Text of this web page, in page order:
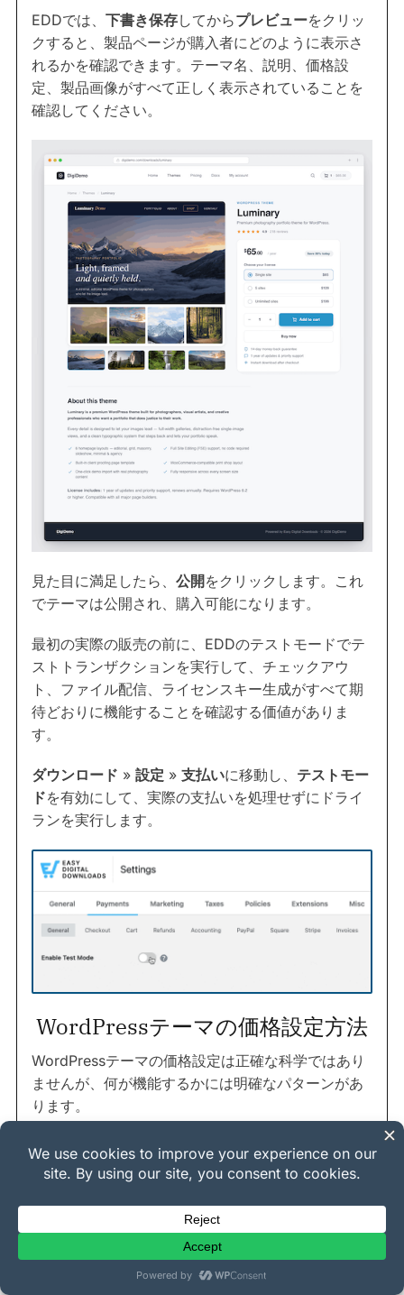
EDDでは、 下書き保存してからプレビューをクリッ
クすると、製品ページが購入者にどのように表示さ
れるかを確認できます。テーマ名、説明、価格設
定、製品画像がすべて正しく表示されていることを
確認してください。
見た目に満足したら、 公開をクリックします。これ
でテーマは公開され、購入可能になります。
最初の実際の販売の前に、EDDのテストモードでテ
ストトランザクションを実行して、チェックアウ
ト、ファイル配信、ライセンスキー生成がすべて期
待どおりに機能することを確認する価値がありま
す。
ダウンロード » 設定 » 支払いに移動し、 テストモー
ドを有効にして、実際の支払いを処理せずにドライ
ランを実行します。
WordPressテーマの価格設定方法
WordPressテーマの価格設定は正確な科学ではあり
ませんが、何が機能するかには明確なパターンがあ
ります。
標準的なプレミアムテーマ
は通常、$30〜$100で販
売されます。これは、マーケットプレイス外で販売
（写真家、レストラン、法律事務所、
フィットネスコーチ向けに構築されたもの）は、